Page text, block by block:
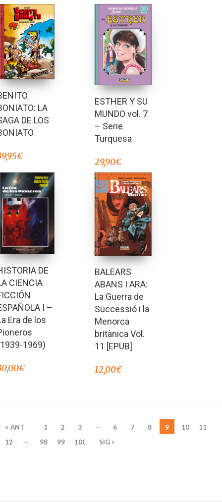
LA
DE LOS
€
ESTHER Y SU
MUNDO vol. 7
– Serie
Turquesa
29,90€
DE
CIENCIA
I –
Era de los
1969)
€
BALEARS
ABANS I ARA:
La Guerra de
Successió i la
Menorca
britànica Vol.
11 [EPUB]
12,00€
< ANT 1 2 3 … 6 7 8 9 10
11
12
… 98 99 100 SIG >